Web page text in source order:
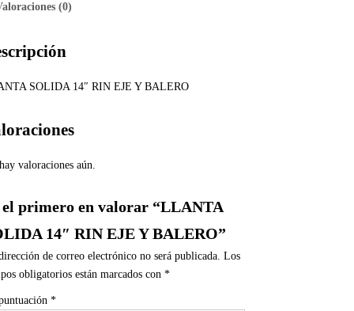
(0)
SOLIDA 14″ RIN EJE Y BALERO
valoraciones aún.
el primero en valorar “LLANTA
14″ RIN EJE Y BALERO”
de correo electrónico no será publicada. Los
obligatorios están marcados con *
*